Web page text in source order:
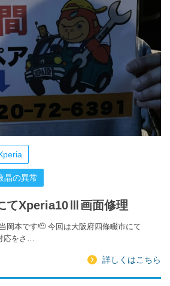
晶の異常
てXperia10Ⅲ画面修理
岡本です🫡 今回は大阪府四條畷市にて
応をさ…
詳しくはこちら